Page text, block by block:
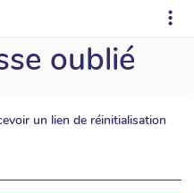
oublié
un lien de réinitialisation